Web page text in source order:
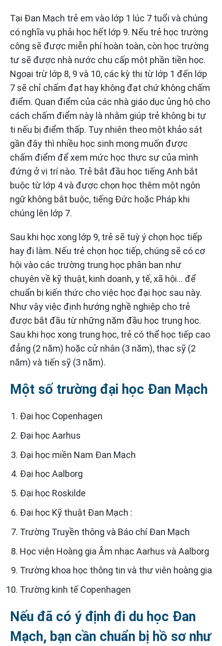
Tại Đan Mạch trẻ em vào lớp 1 lúc 7 tuổi và chúng
có nghĩa vụ phải học hết lớp 9. Nếu trẻ học trường
công sẽ được miễn phí hoàn toàn, còn học trường
tư sẽ được nhà nước chu cấp một phần tiền học.
Ngoại trừ lớp 8, 9 và 10, các kỳ thi từ lớp 1 đến lớp
7 sẽ chỉ chấm đạt hay không đạt chứ không chấm
điểm. Quan điểm của các nhà giáo dục ủng hộ cho
cách chấm điểm này là nhằm giúp trẻ không bị tự
ti nếu bị điểm thấp. Tuy nhiên theo một khảo sát
gần đây thì nhiều học sinh mong muốn được
chấm điểm để xem mức học thực sự của mình
đứng ở vị trí nào. Trẻ bắt đầu học tiếng Anh bắt
buộc từ lớp 4 và được chọn học thêm một ngôn
ngữ không bắt buộc, tiếng Đức hoặc Pháp khi
chúng lên lớp 7.
Sau khi học xong lớp 9, trẻ sẽ tuỳ ý chọn học tiếp
hay đi làm. Nếu trẻ chọn học tiếp, chúng sẽ có cơ
hội vào các trường trung học phân ban như
chuyên về kỹ thuật, kinh doanh, y tế, xã hội… để
chuẩn bị kiến thức cho việc học đại học sau này.
Như vậy việc định hướng nghề nghiệp cho trẻ
được bắt đầu từ những năm đầu học trung học.
Sau khi học xong trung học, trẻ có thể học tiếp cao
đẳng (2 năm) hoặc cử nhân (3 năm), thạc sỹ (2
năm) và tiến sỹ (3 năm).
Một số trường đại học Đan Mạch
Đại học Copenhagen
Đại học Aarhus
Đại học miền Nam Đan Mạch
Đại học Aalborg
Đại học Roskilde
Đại học Kỹ thuật Đan Mạch :
Trường Truyền thông và Báo chí Đan Mạch
Học viện Hoàng gia Âm nhạc Aarhus và Aalborg
Trường khoa học thông tin và thư viên hoàng gia
Trường kinh tế Copenhagen
Nếu đã có ý định đi du học Đan
Mạch, bạn cần chuẩn bị hồ sơ như